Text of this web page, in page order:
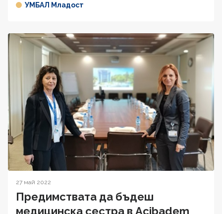
УМБАЛ Младост
27 май 2022
Предимствата да бъдеш
медицинска сестра в Acibadem